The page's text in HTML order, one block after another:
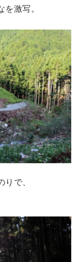
激写。
で、